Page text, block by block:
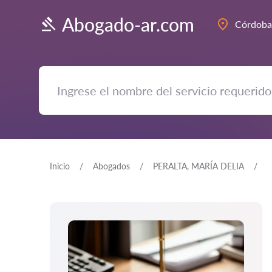
Abogado-ar.com Córdoba
Inicio Abogados PERALTA, MARÍA DELIA